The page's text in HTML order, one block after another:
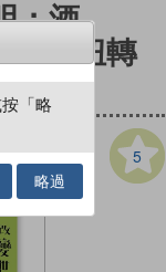
酒、
，扭轉
品
5
「略
略過